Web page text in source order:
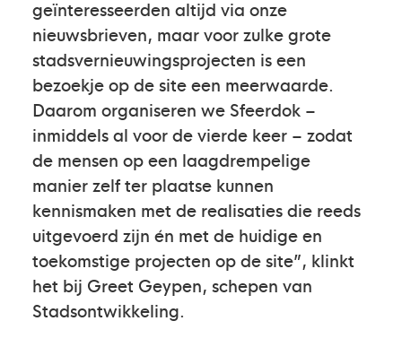
geïnteresseerden altijd via onze
nieuwsbrieven, maar voor zulke grote
stadsvernieuwingsprojecten is een
bezoekje op de site een meerwaarde.
Daarom organiseren we Sfeerdok –
inmiddels al voor de vierde keer – zodat
de mensen op een laagdrempelige
manier zelf ter plaatse kunnen
kennismaken met de realisaties die reeds
uitgevoerd zijn én met de huidige en
toekomstige projecten op de site”, klinkt
het bij Greet Geypen, schepen van
Stadsontwikkeling.